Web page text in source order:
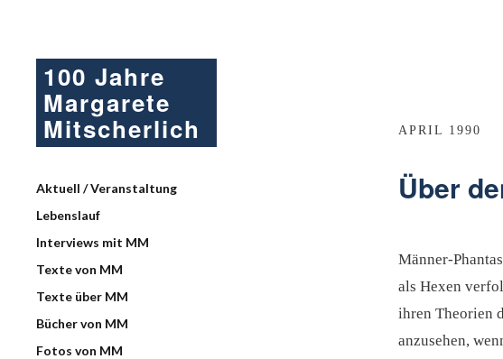
100 Jahre
Margarete
Mitscherlich
Aktuell / Veranstaltung
Lebenslauf
Interviews mit MM
Texte von MM
Texte über MM
Bücher von MM
Fotos von MM
APRIL 1990
Über
Männer-
als Hexen
ihren Theorien
anzusehen,